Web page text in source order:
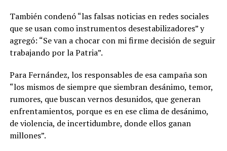
También condenó “las falsas noticias en redes sociales
que se usan como instrumentos desestabilizadores” y
agregó: “Se van a chocar con mi firme decisión de seguir
trabajando por la Patria”.
Para Fernández, los responsables de esa campaña son
“los mismos de siempre que siembran desánimo, temor,
rumores, que buscan vernos desunidos, que generan
enfrentamientos, porque es en ese clima de desánimo,
de violencia, de incertidumbre, donde ellos ganan
millones”.